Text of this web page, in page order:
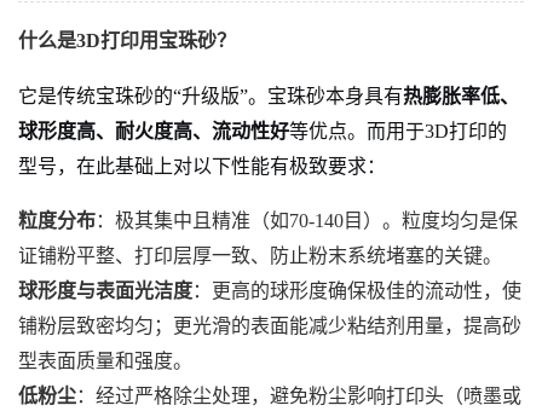
什么是3D打印用宝珠砂？
它是传统宝珠砂的“升级版”。宝珠砂本身具有热膨胀率低、
球形度高、耐火度高、流动性好等优点。而用于3D打印的
型号，在此基础上对以下性能有极致要求：
粒度分布：极其集中且精准（如70-140目）。粒度均匀是保
证铺粉平整、打印层厚一致、防止粉末系统堵塞的关键。
球形度与表面光洁度：更高的球形度确保极佳的流动性，使
铺粉层致密均匀；更光滑的表面能减少粘结剂用量，提高砂
型表面质量和强度。
低粉尘：经过严格除尘处理，避免粉尘影响打印头（喷墨或